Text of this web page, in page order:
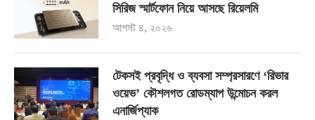
সিরিজ স্মার্টফোন নিয়ে আসছে রিয়েলমি
আগস্ট ৪, ২০২৬
টেকসই প্রবৃদ্ধি ও ব্যবসা সম্প্রসারণে ‘রিভার
ওয়েভ’ কৌশলগত রোডম্যাপ উন্মোচন করল
এনার্জিপ্যাক